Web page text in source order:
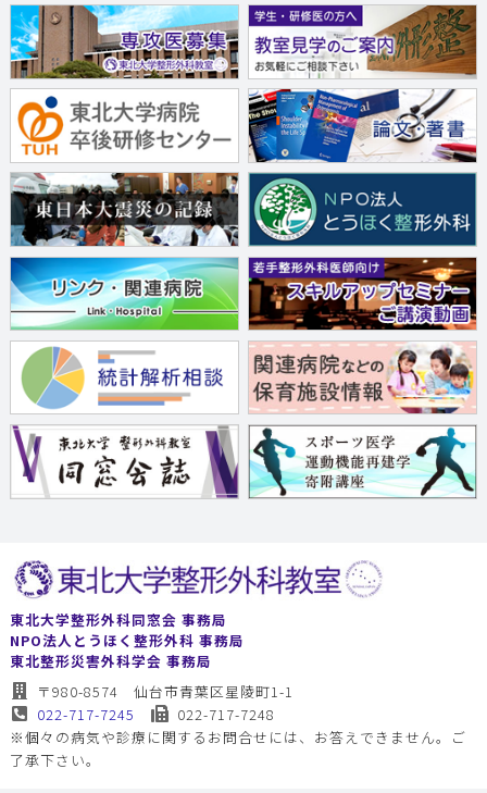
東北大学整形外科同窓会 事務局
NPO法人とうほく整形外科 事務局
東北整形災害外科学会 事務局
〒980-8574 仙台市青葉区星陵町1-1
022-717-7245
022-717-7248
※個々の病気や診療に関するお問合せには、お答えできません。ご
了承下さい。